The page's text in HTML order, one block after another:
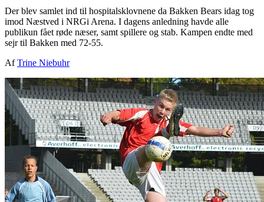
Der blev samlet ind til hospitalsklovnene da Bakken Bears idag tog
imod Næstved i NRGi Arena. I dagens anledning havde alle
publikun fået røde næser, samt spillere og stab. Kampen endte med
sejr til Bakken med 72-55.
AfTrine Niebuhr